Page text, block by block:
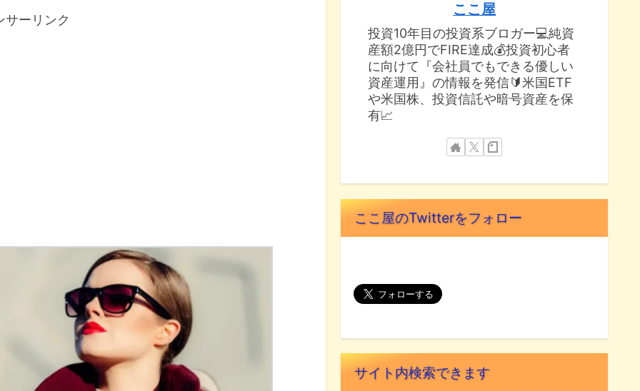
サーリンク
ここ屋
投資10年目の投資系ブロガー💻純資
産額2億円でFIRE達成💰投資初心者
に向けて『会社員でもできる優しい
資産運用』の情報を発信🔰米国ETF
や米国株、投資信託や暗号資産を保
有📈
ここ屋のTwitterをフォロー
サイト内検索できます